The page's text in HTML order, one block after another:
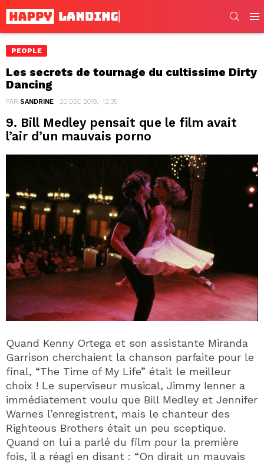
PEOPLE
Les secrets de tournage du cultissime Dirty
Dancing
PAR SANDRINE 20 DÉC 2019, · 12:35
9. Bill Medley pensait que le film avait
l’air d’un mauvais porno
Quand Kenny Ortega et son assistante Miranda
Garrison cherchaient la chanson parfaite pour le
final, “The Time of My Life” était le meilleur
choix ! Le superviseur musical, Jimmy Ienner a
immédiatement voulu que Bill Medley et Jennifer
Warnes l’enregistrent, mais le chanteur des
Righteous Brothers était un peu sceptique.
Quand on lui a parlé du film pour la première
fois, il a réagi en disant : “On dirait un mauvais